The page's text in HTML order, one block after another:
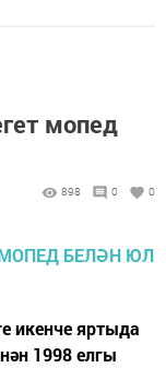
мопед
898 0 0
икенче яртыда
1998 елгы